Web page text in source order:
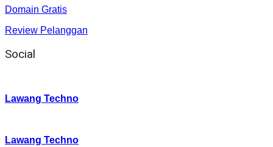
Domain Gratis
Review Pelanggan
Social
Lawang Techno
Lawang Techno